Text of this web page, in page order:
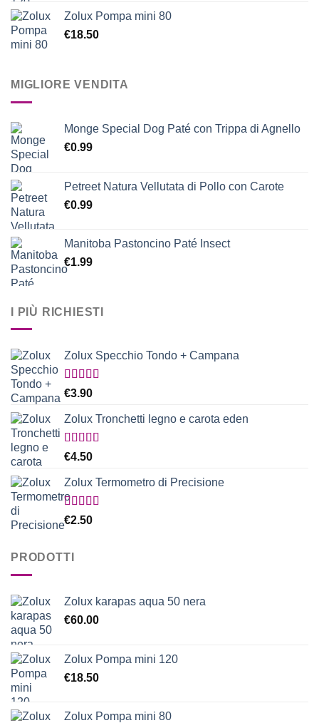
Zolux Pompa mini 80
€18.50
MIGLIORE VENDITA
Monge Special Dog Paté con Trippa di Agnello
€0.99
Petreet Natura Vellutata di Pollo con Carote
€0.99
Manitoba Pastoncino Paté Insect
€1.99
I PIÙ RICHIESTI
Zolux Specchio Tondo + Campana
Valutato
€3.90
Zolux Tronchetti legno e carota eden
Valutato
€4.50
Zolux Termometro di Precisione
Valutato
5.00
€2.50
PRODOTTI
Zolux karapas aqua 50 nera
€60.00
Zolux Pompa mini 120
€18.50
Zolux Pompa mini 80